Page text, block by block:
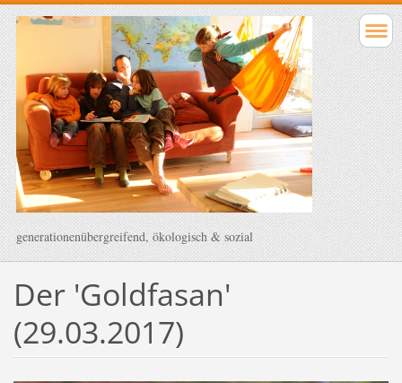
generationenübergreifend, ökologisch & sozial
Der 'Goldfasan'
(29.03.2017)